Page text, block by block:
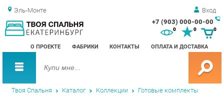
Эль-Монте Вход
+7 (903) 000-00-00
О ПРОЕКТЕ ФАБРИКИ КОНТАКТЫ ОПЛАТА И ДОСТАВКА
0 0
Твоя Спальня Каталог Коллекции Готовые комплекты